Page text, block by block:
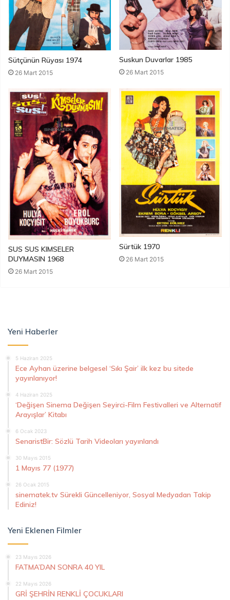
Sütçünün Rüyası 1974
26 Mart 2015
Suskun Duvarlar 1985
26 Mart 2015
SUS SUS KIMSELER
DUYMASIN 1968
26 Mart 2015
Sürtük 1970
26 Mart 2015
Yeni Haberler
5 Haziran 2025
Ece Ayhan üzerine belgesel ‘Sıkı Şair’ ilk kez bu sitede
yayınlanıyor!
4 Haziran 2025
‘Değişen Sinema Değişen Seyirci-Film Festivalleri ve Alternatif
Arayışlar’ Kitabı
6 Ocak 2023
SenaristBir: Sözlü Tarih Videoları yayınlandı
30 Mayıs 2015
1 Mayıs 77 (1977)
26 Ocak 2015
sinematek.tv Sürekli Güncelleniyor, Sosyal Medyadan Takip
Ediniz!
Yeni Eklenen Filmler
23 Mayıs 2026
FATMA’DAN SONRA 40 YIL
22 Mayıs 2026
GRİ ŞEHRİN RENKLİ ÇOCUKLARI